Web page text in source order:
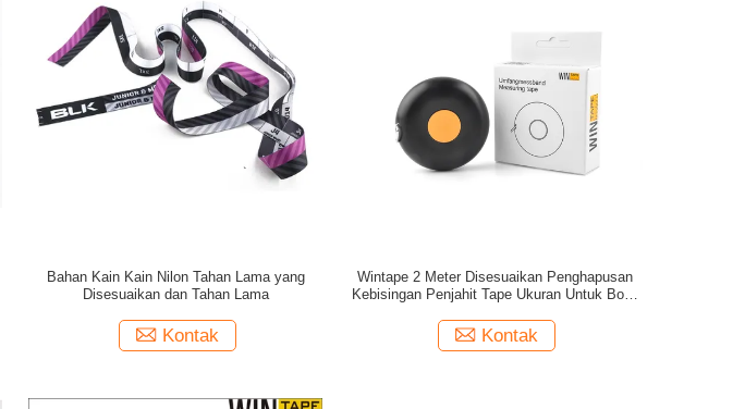
Bahan Kain Kain Nilon Tahan Lama yang
Disesuaikan dan Tahan Lama
Kontak
Wintape 2 Meter Disesuaikan Penghapusan
Kebisingan Penjahit Tape Ukuran Untuk Body
Kontak